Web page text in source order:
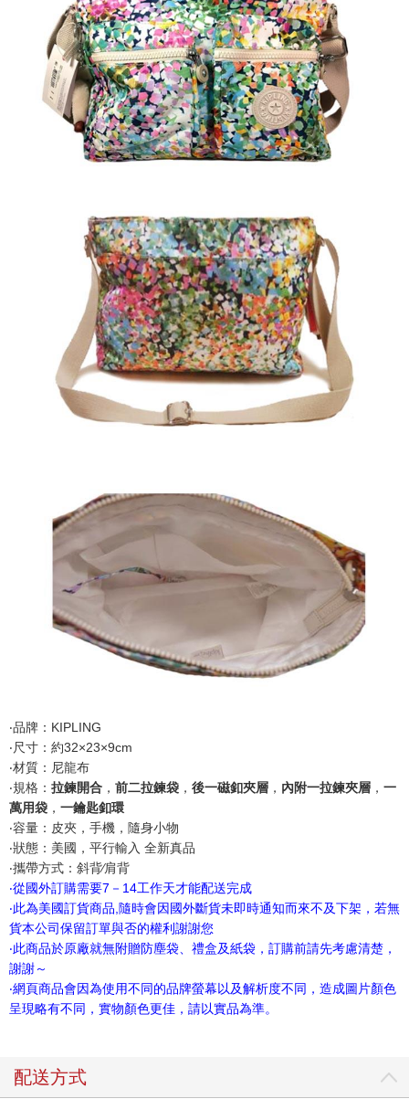
‧品牌：KIPLING
‧尺寸：約32×23×9cm
‧材質：尼龍布
‧規格： 拉鍊開合， 前二拉鍊袋， 後一磁釦夾層， 內附一拉鍊夾層， 一
萬用袋， 一鑰匙釦環
‧容量：皮夾，手機，隨身小物
‧狀態：美國，平行輸入 全新真品
‧攜帶方式：斜背∕肩背
‧從國外訂購需要7－14工作天才能配送完成
‧此為美國訂貨商品,隨時會因國外斷貨未即時通知而來不及下架，若無
貨本公司保留訂單與否的權利謝謝您
‧此商品於原廠就無附贈防塵袋、禮盒及紙袋，訂購前請先考慮清楚，
謝謝～
‧網頁商品會因為使用不同的品牌螢幕以及解析度不同，造成圖片顏色
呈現略有不同，實物顏色更佳，請以實品為準。
配送方式